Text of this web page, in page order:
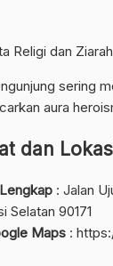
Religi dan Ziarah
sering
aura
dan
: Jalan
Selatan 90171
Maps :